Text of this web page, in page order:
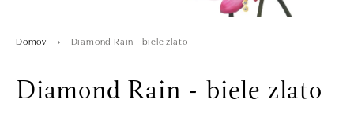
Domov Diamond Rain - biele zlato
Diamond Rain - biele zlato